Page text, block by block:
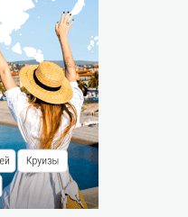
предоплаты.
до 3 лет
месте проживают со
свидетельство о
и санэпидокружении на